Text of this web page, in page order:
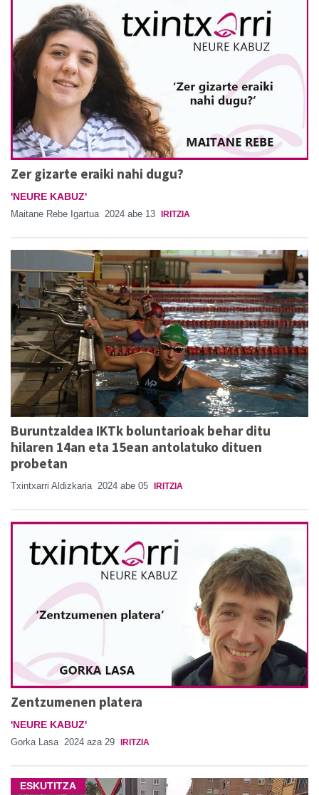
Zer gizarte eraiki nahi dugu?
'NEURE KABUZ'
Maitane Rebe Igartua 2024 abe 13 IRITZIA
Buruntzaldea IKTk boluntarioak behar ditu
hilaren 14an eta 15ean antolatuko dituen
probetan
Txintxarri Aldizkaria 2024 abe 05 IRITZIA
Zentzumenen platera
'NEURE KABUZ'
Gorka Lasa 2024 aza 29 IRITZIA
ESKUTITZA